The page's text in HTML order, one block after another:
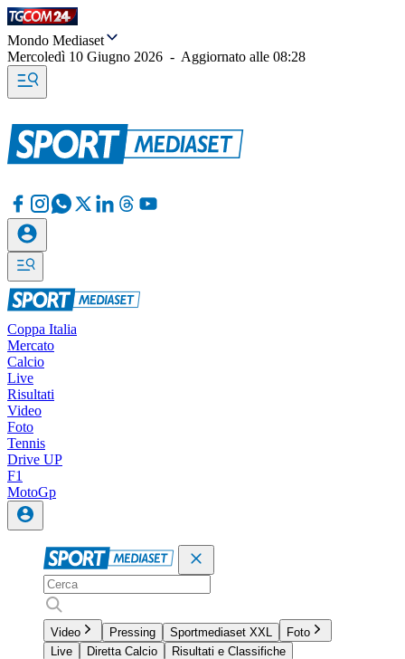
Mondo Mediaset
Mercoledì 10 Giugno 2026 - Aggiornato alle 08:28
Coppa Italia
Mercato
Calcio
Live
Risultati
Video
Foto
Tennis
Drive UP
F1
MotoGp
Video Pressing Sportmediaset XXL
Foto
Live
Diretta Calcio
Risultati e Classifiche